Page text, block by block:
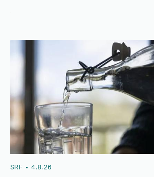
SRF •4.8.26